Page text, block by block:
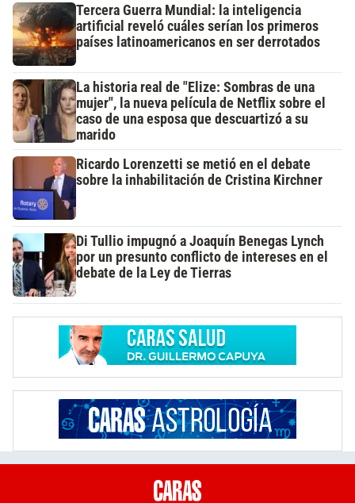
Tercera Guerra Mundial: la inteligencia
artificial reveló cuáles serían los primeros
países latinoamericanos en ser derrotados
La historia real de "Elize: Sombras de una
mujer", la nueva película de Netflix sobre el
caso de una esposa que descuartizó a su
marido
Ricardo Lorenzetti se metió en el debate
sobre la inhabilitación de Cristina Kirchner
Di Tullio impugnó a Joaquín Benegas Lynch
por un presunto conflicto de intereses en el
debate de la Ley de Tierras